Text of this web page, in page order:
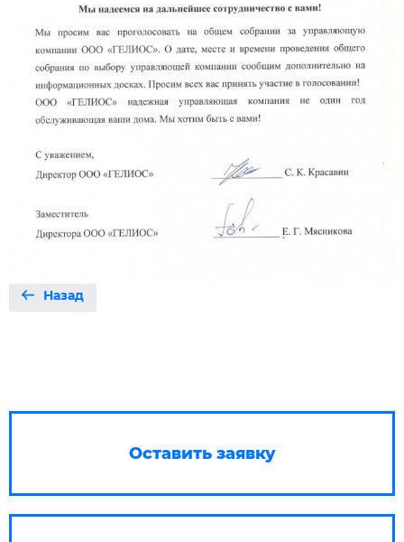
Назад
Оставить заявку